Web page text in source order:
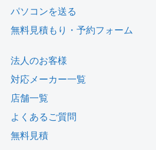
パソコンを送る
無料見積もり・予約フォーム
法人のお客様
対応メーカー一覧
店舗一覧
よくあるご質問
無料見積